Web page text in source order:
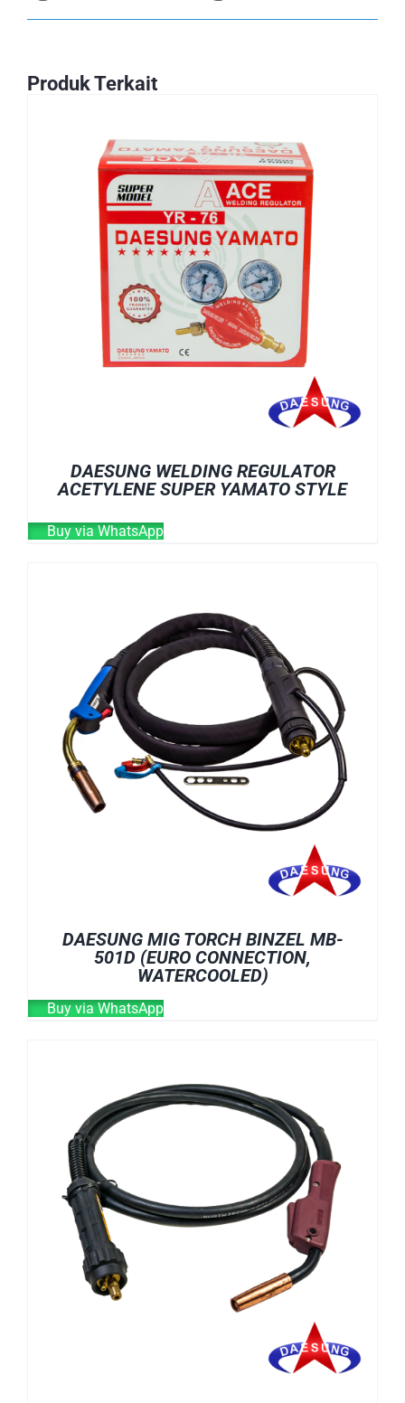
Produk Terkait
DAESUNG WELDING REGULATOR
ACETYLENE SUPER YAMATO STYLE
Buy via WhatsApp
DAESUNG MIG TORCH BINZEL MB-
501D (EURO CONNECTION,
WATERCOOLED)
Buy via WhatsApp